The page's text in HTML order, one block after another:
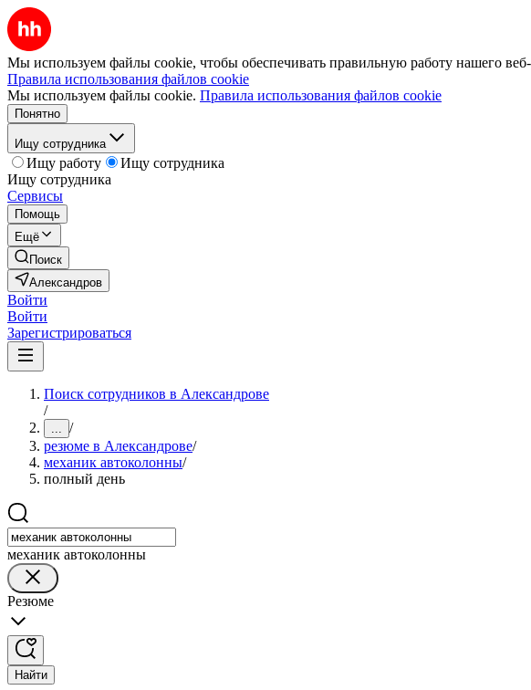
Мы используем файлы cookie, чтобы обеспечивать правильную работу нашего веб-
Правила использования файлов cookie
Мы используем файлы cookie. Правила использования файлов cookie
Понятно
Ищу сотрудника
Ищу работу
Ищу сотрудника
Ищу сотрудника
Сервисы
Помощь
Ещё
Поиск
Александров
Войти
Войти
Зарегистрироваться
Поиск сотрудников в Александрове
/
... /
резюме в Александрове/
механик автоколонны/
полный день
механик автоколонны
Резюме
Найти